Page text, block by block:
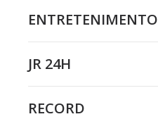
ENTRETENIMENTO
JR 24H
RECORD